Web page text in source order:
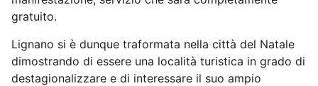
gratuito.
Lignano si è dunque traformata nella città del Natale
dimostrando di essere una località turistica in grado di
destagionalizzare e di interessare il suo ampio